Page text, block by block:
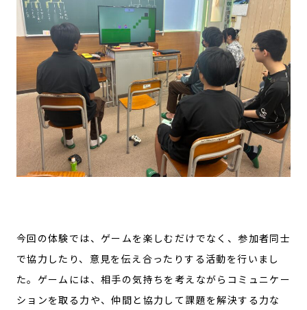
今回の体験では、ゲームを楽しむだけでなく、参加者同士
で協力したり、意見を伝え合ったりする活動を行いまし
た。ゲームには、相手の気持ちを考えながらコミュニケー
ションを取る力や、仲間と協力して課題を解決する力な